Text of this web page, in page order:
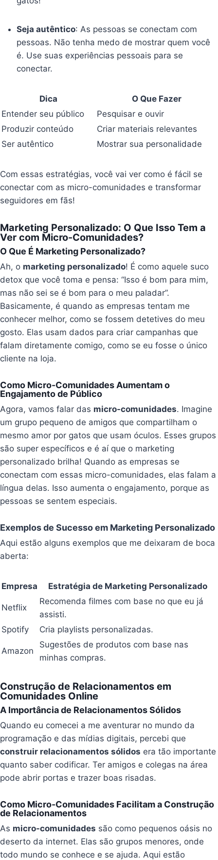
Seja autêntico: As pessoas se conectam com
pessoas. Não tenha medo de mostrar quem você
é. Use suas experiências pessoais para se
conectar.
Dica
O Que Fazer
Entender seu público
Pesquisar e ouvir
Produzir conteúdo
Criar materiais relevantes
Ser autêntico
Mostrar sua personalidade
Com essas estratégias, você vai ver como é fácil se
conectar com as micro-comunidades e transformar
seguidores em fãs!
Marketing Personalizado: O Que Isso Tem a
Ver com Micro-Comunidades?
O Que É Marketing Personalizado?
Ah, o marketing personalizado! É como aquele suco
detox que você toma e pensa: “Isso é bom para mim,
mas não sei se é bom para o meu paladar”.
Basicamente, é quando as empresas tentam me
conhecer melhor, como se fossem detetives do meu
gosto. Elas usam dados para criar campanhas que
falam diretamente comigo, como se eu fosse o único
cliente na loja.
Como Micro-Comunidades Aumentam o
Engajamento de Público
Agora, vamos falar das micro-comunidades. Imagine
um grupo pequeno de amigos que compartilham o
mesmo amor por gatos que usam óculos. Esses grupos
são super específicos e é aí que o marketing
personalizado brilha! Quando as empresas se
conectam com essas micro-comunidades, elas falam a
língua delas. Isso aumenta o engajamento, porque as
pessoas se sentem especiais.
Exemplos de Sucesso em Marketing Personalizado
Aqui estão alguns exemplos que me deixaram de boca
aberta:
Empresa Estratégia de Marketing Personalizado
Netflix
Recomenda filmes com base no que eu já
assisti.
Spotify
Cria playlists personalizadas.
Amazon
Sugestões de produtos com base nas
minhas compras.
Construção de Relacionamentos em
Comunidades Online
A Importância de Relacionamentos Sólidos
Quando eu comecei a me aventurar no mundo da
programação e das mídias digitais, percebi que
construir relacionamentos sólidos era tão importante
quanto saber codificar. Ter amigos e colegas na área
pode abrir portas e trazer boas risadas.
Como Micro-Comunidades Facilitam a Construção
de Relacionamentos
As micro-comunidades são como pequenos oásis no
deserto da internet. Elas são grupos menores, onde
todo mundo se conhece e se ajuda. Aqui estão